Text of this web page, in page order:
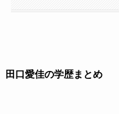
田口愛佳の学歴まとめ